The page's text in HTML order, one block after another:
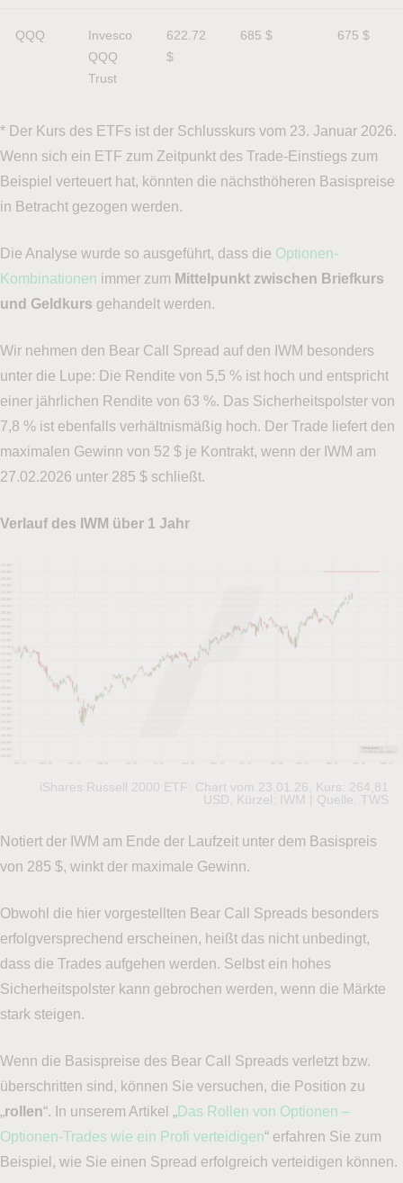
QQQ
Invesco
QQQ
Trust
622.72
$
685 $ 675 $
* Der Kurs des ETFs ist der Schlusskurs vom 23. Januar 2026.
Wenn sich ein ETF zum Zeitpunkt des Trade-Einstiegs zum
Beispiel verteuert hat, könnten die nächsthöheren Basispreise
in Betracht gezogen werden.
Die Analyse wurde so ausgeführt, dass die Optionen-
Kombinationen immer zum Mittelpunkt zwischen Briefkurs
und Geldkurs gehandelt werden.
Wir nehmen den Bear Call Spread auf den IWM besonders
unter die Lupe: Die Rendite von 5,5 % ist hoch und entspricht
einer jährlichen Rendite von 63 %. Das Sicherheitspolster von
7,8 % ist ebenfalls verhältnismäßig hoch. Der Trade liefert den
maximalen Gewinn von 52 $ je Kontrakt, wenn der IWM am
27.02.2026 unter 285 $ schließt.
Verlauf des IWM über 1 Jahr
iShares Russell 2000 ETF: Chart vom 23.01.26, Kurs: 264,81
USD, Kürzel: IWM | Quelle: TWS
Notiert der IWM am Ende der Laufzeit unter dem Basispreis
von 285 $, winkt der maximale Gewinn.
Obwohl die hier vorgestellten Bear Call Spreads besonders
erfolgversprechend erscheinen, heißt das nicht unbedingt,
dass die Trades aufgehen werden. Selbst ein hohes
Sicherheitspolster kann gebrochen werden, wenn die Märkte
stark steigen.
Wenn die Basispreise des Bear Call Spreads verletzt bzw.
überschritten sind, können Sie versuchen, die Position zu
„rollen“. In unserem Artikel „Das Rollen von Optionen –
Optionen-Trades wie ein Profi verteidigen“ erfahren Sie zum
Beispiel, wie Sie einen Spread erfolgreich verteidigen können.